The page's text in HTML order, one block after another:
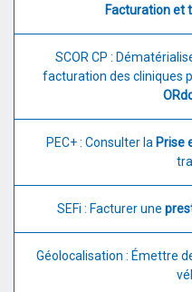
Facturation et
SCOR CP :
facturation des cliniques
PEC+ : Consulter la Prise
SEFi : Facturer une
Géolocalisation : Émettre